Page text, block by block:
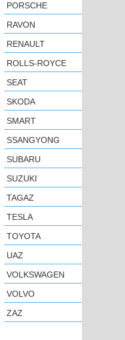
PORSCHE
RAVON
RENAULT
ROLLS-ROYCE
SEAT
SKODA
SMART
SSANGYONG
SUBARU
SUZUKI
TAGAZ
TESLA
TOYOTA
UAZ
VOLKSWAGEN
VOLVO
ZAZ